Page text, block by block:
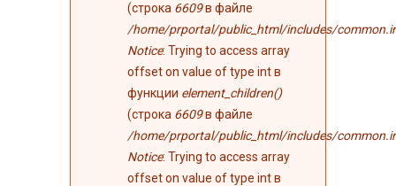
(строка 6609в файле
/home/prportal/public_html/includes/
Notice: Trying to access array
offset on value of type int в
функции element_children()
(строка 6609в файле
/home/prportal/public_html/includes/
Notice: Trying to access array
offset on value of type int в